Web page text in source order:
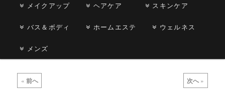
ー
メ
イ
ン
サ
ブ
コ
メイクアップ ヘアケア スキンケア
バス＆ボディ ホームエステ ウェルネス
メンズ
稿
« 前へ 次へ »